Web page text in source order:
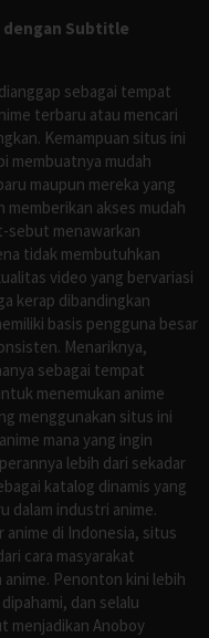
Subtitle
sebagai tempat
terbaru atau mencari
Kemampuan situs ini
membuatnya mudah
maupun mereka yang
memberikan akses mudah
sebut menawarkan
tidak membutuhkan
video yang bervariasi
kerap dibandingkan
basis pengguna besar
Menariknya,
sebagai tempat
menemukan anime
menggunakan situs ini
mana yang ingin
lebih dari sekadar
katalog dinamis yang
dalam industri anime.
di Indonesia, situs
cara masyarakat
Penonton kini lebih
dan selalu
menjadikan Anoboy